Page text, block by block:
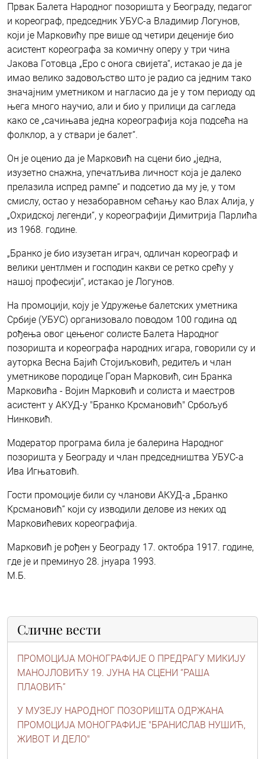
Првак Балета Народног позоришта у Београду, педагог
и кореограф, председник УБУС-а Владимир Логунов,
који је Марковићу пре више од четири деценије био
асистент кореографа за комичну оперу у три чина
Јакова Готовца „Еро с онога свијета“, истакао је да је
имао велико задовољство што је радио са једним тако
значајним уметником и нагласио да је у том периоду од
њега много научио, али и био у прилици да сагледа
како се „сачињава једна кореографија која подсећа на
фолклор, а у ствари је балет“.
Он је оценио да је Марковић на сцени био „једна,
изузетно снажна, упечатљива личност која је далеко
прелазила испред рампе“ и подсетио да му је, у том
смислу, остао у незаборавном сећању као Влах Алија, у
„Охридској легенди“, у кореографији Димитрија Парлића
из 1968. године.
„Бранко је био изузетан играч, одличан кореограф и
велики џентлмен и господин какви се ретко срећу у
нашој професији“, истакао је Логунов.
На промоцији, коју је Удружење балетских уметника
Србије (УБУС) организовало поводом 100 година од
рођења овог цењеног солисте Балета Народног
позоришта и кореографа народних игара, говорили су и
ауторка Весна Бајић Стојиљковић, редитељ и члан
уметникове породице Горан Марковић, син Бранка
Марковића - Војин Марковић и солиста и маестров
асистент у АКУД-у "Бранко Крсмановић" Србољуб
Нинковић.
Модератор програма била је балерина Народног
позоришта у Београду и члан председништва УБУС-а
Ива Игњатовић.
Гости промоције били су чланови АКУД-а „Бранко
Крсмановић“ који су изводили делове из неких од
Марковићевих кореографија.
Марковић је рођен у Београду 17. октобра 1917. године,
где је и преминуо 28. јнуара 1993.
М.Б.
Сличне вести
ПРОМОЦИЈА МОНОГРАФИЈЕ О ПРЕДРАГУ МИКИЈУ
МАНОЈЛОВИЋУ 19. ЈУНА НА СЦЕНИ “РАША
ПЛАОВИЋ”
У МУЗЕЈУ НАРОДНОГ ПОЗОРИШТА ОДРЖАНА
ПРОМОЦИЈА МОНОГРАФИЈЕ "БРАНИСЛАВ НУШИЋ,
ЖИВОТ И ДЕЛО"